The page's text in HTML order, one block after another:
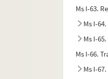
Ms I-63.
Ms I-
Ms I-
Ms I-66.
Ms I-